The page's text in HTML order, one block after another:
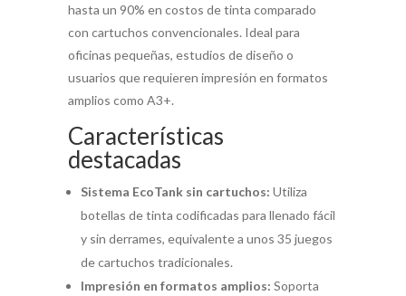
hasta un 90% en costos de tinta comparado
con cartuchos convencionales. Ideal para
oficinas pequeñas, estudios de diseño o
usuarios que requieren impresión en formatos
amplios como A3+.
Características
destacadas
Sistema EcoTank sin cartuchos: Utiliza
botellas de tinta codificadas para llenado fácil
y sin derrames, equivalente a unos 35 juegos
de cartuchos tradicionales.
Impresión en formatos amplios: Soporta